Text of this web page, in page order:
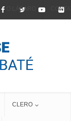
O LÁBARO
CLERO